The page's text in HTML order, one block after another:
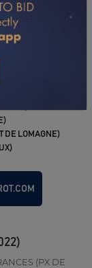
GARONNE)
(GR A)
SUR-
DE LOMAGNE)
(PX DE